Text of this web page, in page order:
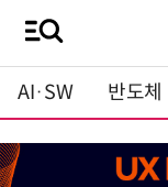
AI·SW 반도체